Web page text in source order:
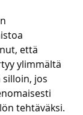
että
ylimmältä
jos
tehtäväksi.